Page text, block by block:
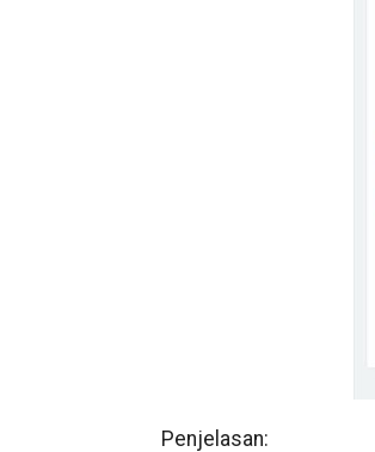
Penjelasan: